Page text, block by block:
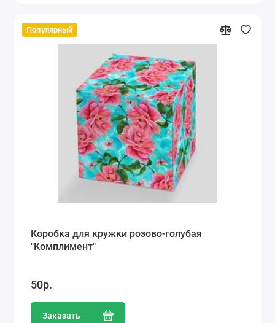
Популярный
Коробка для кружки розово-голубая
"Комплимент"
50р.
Заказать